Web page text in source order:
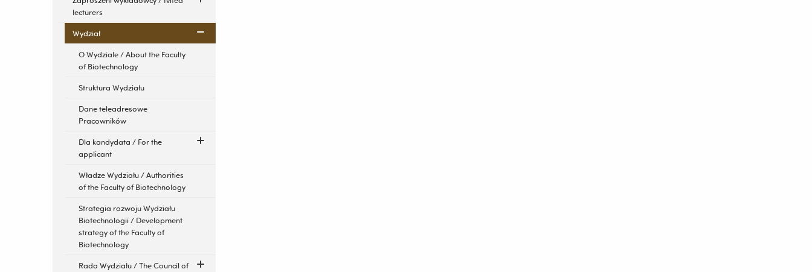
lecturers
Wydział
O Wydziale / About the Faculty
of Biotechnology
Struktura Wydziału
Dane teleadresowe
Pracowników
Dla kandydata / For the
applicant
Władze Wydziału / Authorities
of the Faculty of Biotechnology
Strategia rozwoju Wydziału
Biotechnologii / Development
strategy of the Faculty of
Biotechnology
Rada Wydziału / The Council of